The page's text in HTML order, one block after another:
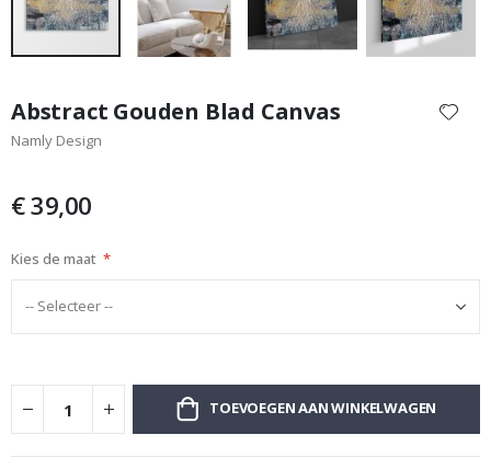
naar
het
begin
afbeeldingen-
Abstract Gouden Blad Canvas
Namly Design
€ 39,00
Kies de maat
TOEVOEGEN AAN WINKELWAGEN